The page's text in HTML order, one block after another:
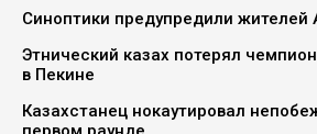
Синоптики предупредили
Этнический казах потерял
в Пекине
Казахстанец нокаутировал